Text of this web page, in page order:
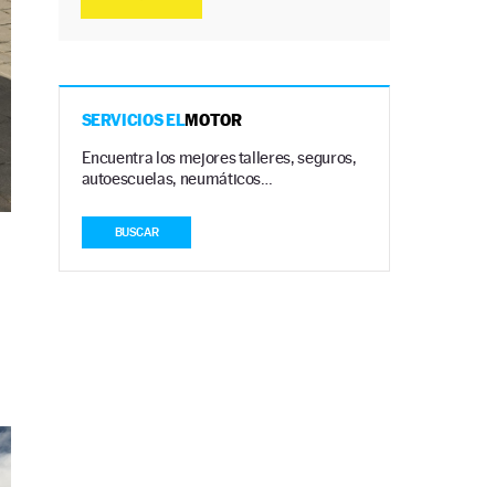
SERVICIOS ELMOTOR
Encuentra los mejores talleres, seguros,
autoescuelas, neumáticos…
BUSCAR